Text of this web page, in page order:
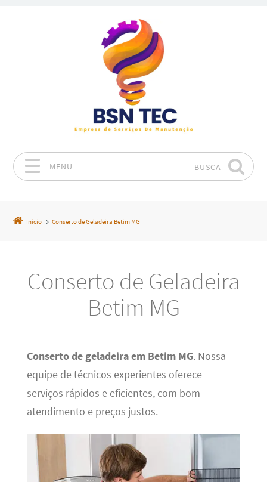
MENU BUSCA
Início Conserto de Geladeira Betim MG
Conserto de Geladeira
Betim MG
Conserto de geladeira em Betim MG. Nossa
equipe de técnicos experientes oferece
serviços rápidos e eficientes, com bom
atendimento e preços justos.